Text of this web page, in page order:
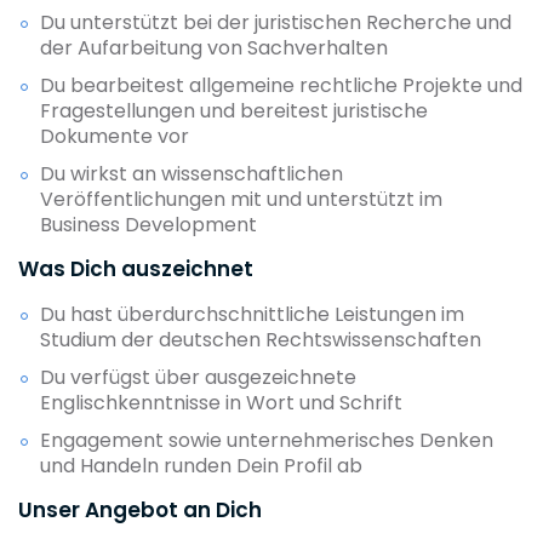
Du unterstützt bei der juristischen Recherche und
der Aufarbeitung von Sachverhalten
Du bearbeitest allgemeine rechtliche Projekte und
Fragestellungen und bereitest juristische
Dokumente vor
Du wirkst an wissenschaftlichen
Veröffentlichungen mit und unterstützt im
Business Development
Was Dich auszeichnet
Du hast überdurchschnittliche Leistungen im
Studium der deutschen Rechtswissenschaften
Du verfügst über ausgezeichnete
Englischkenntnisse in Wort und Schrift
Engagement sowie unternehmerisches Denken
und Handeln runden Dein Profil ab
Unser Angebot an Dich